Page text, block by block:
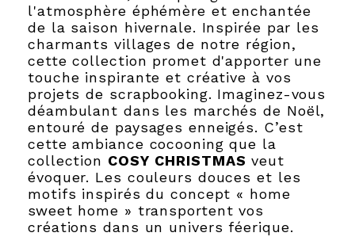
l'atmosphère éphémère et enchantée
de la saison hivernale. Inspirée par les
charmants villages de notre région,
cette collection promet d'apporter une
touche inspirante et créative à vos
projets de scrapbooking. Imaginez-vous
déambulant dans les marchés de Noël,
entouré de paysages enneigés. C’est
cette ambiance cocooning que la
collection COSY CHRISTMAS veut
évoquer. Les couleurs douces et les
motifs inspirés du concept « home
sweet home » transportent vos
créations dans un univers féerique.